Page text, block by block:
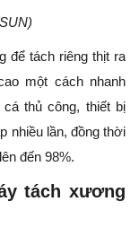
để tách riêng thịt ra
một cách nhanh
thủ công, thiết bị
nhiều lần, đồng thời
đến 98%.
tách xương